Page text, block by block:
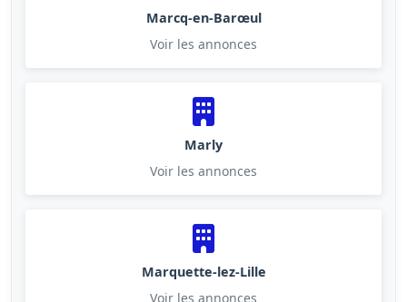
Marcq-en-Barœul
Voir les annonces
Marly
Voir les annonces
Marquette-lez-Lille
Voir les annonces